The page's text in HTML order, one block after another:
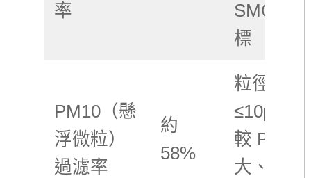
率
SMOG 達
標
PM10（懸
浮微粒）
過濾率
約
58%
粒徑
≤10μm，
較 PM2.5
大、較易